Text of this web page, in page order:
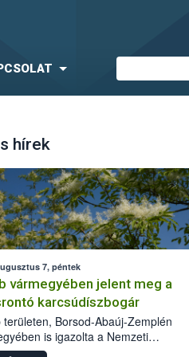
hírek
7, péntek
vármegyében jelent meg a
karcsúdíszbogár
területen, Borsod-Abaúj-Zemplén
is igazolta a Nemzeti
biztonsági Hivatal (Nébih) a